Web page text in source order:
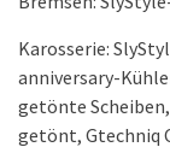
getönte
getönt, Gtechniq